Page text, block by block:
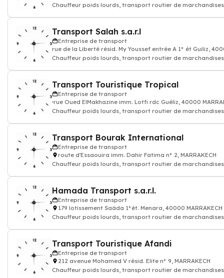
Chauffeur poids lourds, transport routier de
Transport Salah s.a.r.l
Entreprise de transport
rue de la Liberté résid. My Youssef entrée A 1° ét Guiliz,
Chauffeur poids lourds, transport routier de
Transport Touristique Tropical
Entreprise de transport
rue Oued ElMakhazine imm. Lotfi rdc Guéliz, 40000
Chauffeur poids lourds, transport routier de
Transport Bourak International
Entreprise de transport
route d'Essaouira imm. Dahir Fatima n° 2, MARRAKECH
Chauffeur poids lourds, transport routier de
Hamada Transport s.a.r.l.
Entreprise de transport
179 lotissement Saâda 1°ét. Menara, 40000 MARRAKECH
Chauffeur poids lourds, transport routier de
Transport Touristique Afandi
Entreprise de transport
212 avenue Mohamed V résid. Elite n° 9, MARRAKECH
Chauffeur poids lourds, transport routier de